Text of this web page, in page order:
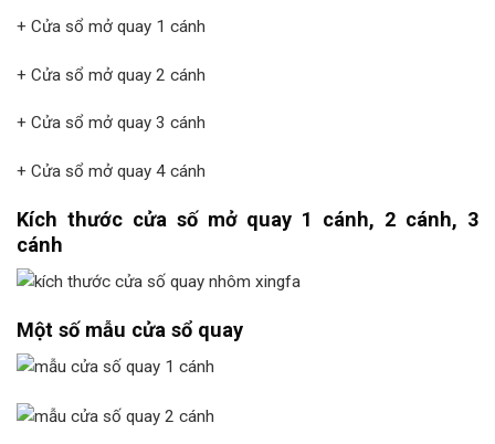
+ Cửa sổ mở quay 1 cánh
+ Cửa sổ mở quay 2 cánh
+ Cửa sổ mở quay 3 cánh
+ Cửa sổ mở quay 4 cánh
Kích thước cửa số mở quay 1 cánh, 2 cánh, 3
cánh
Một số mẫu cửa sổ quay